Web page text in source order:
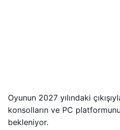
Oyunun 2027 yılındaki
konsolların ve PC
bekleniyor.